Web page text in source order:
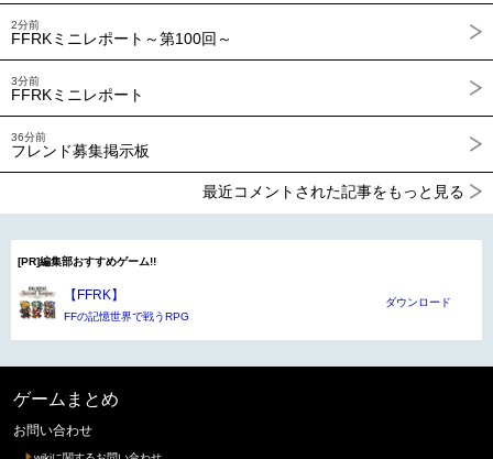
2分前
FFRKミニレポート～第100回～
3分前
FFRKミニレポート
36分前
フレンド募集掲示板
最近コメントされた記事をもっと見る
[PR]編集部おすすめゲーム!!
【FFRK】
FFの記憶世界で戦うRPG
ダウンロード
ゲームまとめ
お問い合わせ